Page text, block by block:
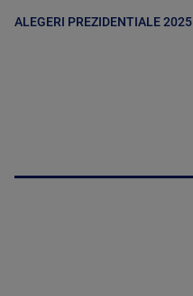
ALEGERI PREZIDENTIALE 2025